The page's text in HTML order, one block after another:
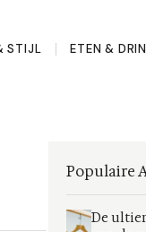
STIJL ETEN &
Populaire
De